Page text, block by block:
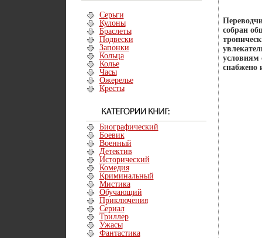
Серьги
Кулоны
Браслеты
Подвески
Запонки
Кольца
Колье
Часы
Ожерелье
Кресты
Биографический
Боевик
Военный
Детектив
Исторический
Комедия
Криминальный
Мистика
Обучающий
Приключения
Сериал
Триллер
Ужасы
Фантастика
собран
условиям
снабжено